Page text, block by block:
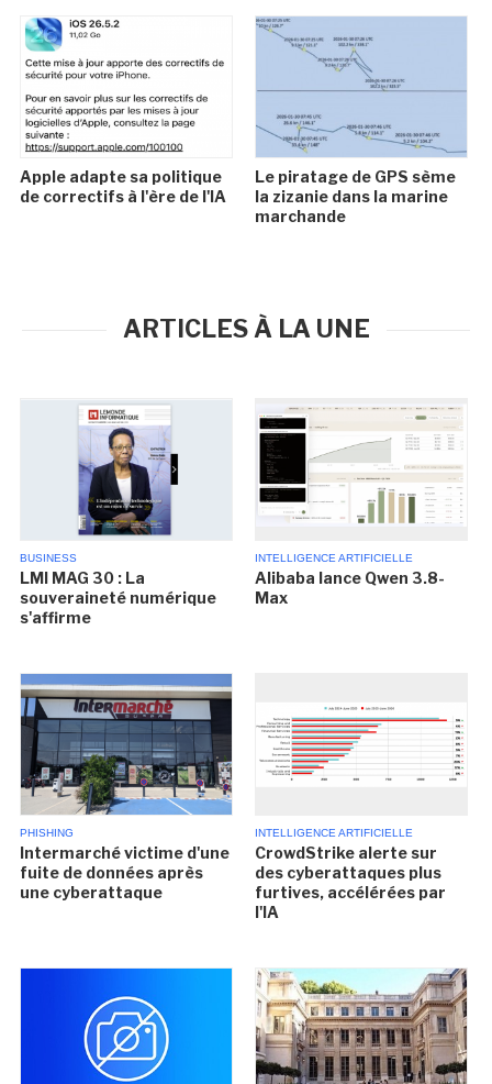
Apple adapte sa politique
de correctifs à l'ère de l'IA
Le piratage de GPS sème
la zizanie dans la marine
marchande
ARTICLES À LA UNE
BUSINESS
LMI MAG 30 : La
souveraineté numérique
s'affirme
INTELLIGENCE ARTIFICIELLE
Alibaba lance Qwen 3.8-
Max
PHISHING
Intermarché victime d'une
fuite de données après
une cyberattaque
INTELLIGENCE ARTIFICIELLE
CrowdStrike alerte sur
des cyberattaques plus
furtives, accélérées par
l'IA